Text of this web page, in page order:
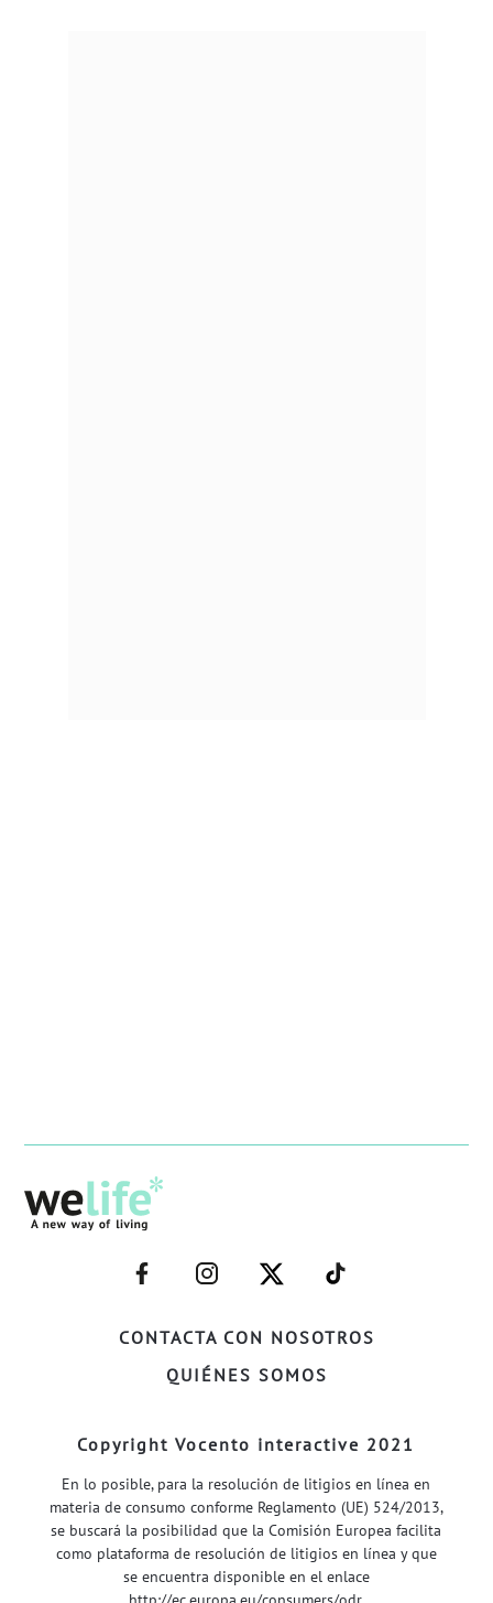
CONTACTA CON NOSOTROS
QUIÉNES SOMOS
–
FACEBOOK–
–
INSTAGRAM–
–
TWITTER–
–
WELIFE–
Copyright Vocento interactive 2021
En lo posible, para la resolución de litigios en línea en
materia de consumo conforme Reglamento (UE) 524/2013,
se buscará la posibilidad que la Comisión Europea facilita
como plataforma de resolución de litigios en línea y que
se encuentra disponible en el enlace